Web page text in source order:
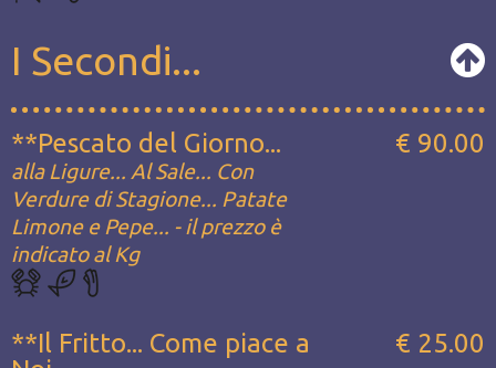
I Secondi...
**Pescato del Giorno...
alla Ligure... Al Sale... Con
Verdure di Stagione... Patate
Limone e Pepe... - il prezzo è
indicato al Kg
€ 90.00
**Il Fritto... Come piace a
€ 25.00